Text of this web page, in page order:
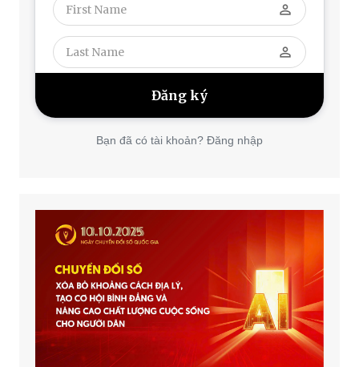
perm_identity
perm_identity
Bạn đã có tài khoản? Đăng nhập